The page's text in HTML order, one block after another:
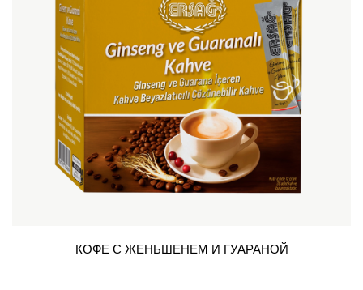
КОФЕ С ЖЕНЬШЕНЕМ И ГУАРАНОЙ